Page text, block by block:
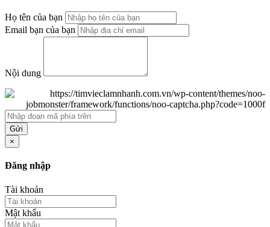
Họ tên của bạn
Email bạn của bạn
Nội dung
Gửi
×
Đăng nhập
Tài khoản
Mật khẩu